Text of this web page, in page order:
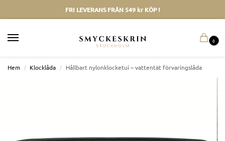
FRI LEVERANS FRÅN 549 kr KÖP !
0
Hem / Klocklåda / Hållbart nylonklocketui – vattentät förvaringslåda